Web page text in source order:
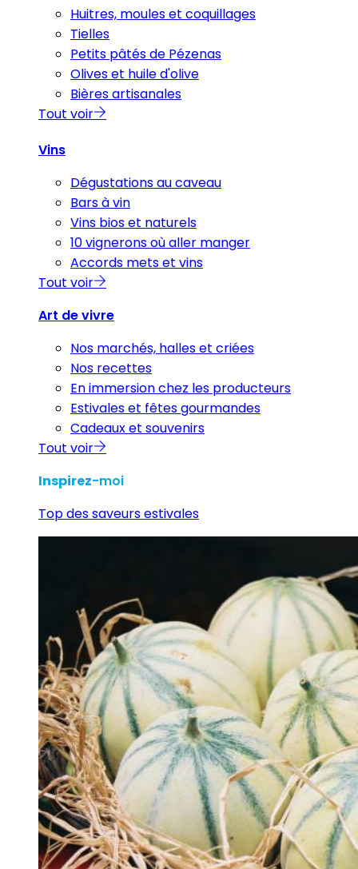
Huitres, moules et coquillages
Tielles
Petits pâtés de Pézenas
Olives et huile d'olive
Bières artisanales
Tout voir
Vins
Dégustations au caveau
Bars à vin
Vins bios et naturels
10 vignerons où aller manger
Accords mets et vins
Tout voir
Art de vivre
Nos marchés, halles et criées
Nos recettes
En immersion chez les producteurs
Estivales et fêtes gourmandes
Cadeaux et souvenirs
Tout voir
Inspirez-moi
Top des saveurs estivales